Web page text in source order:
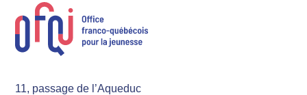
11, passage de l’Aqueduc